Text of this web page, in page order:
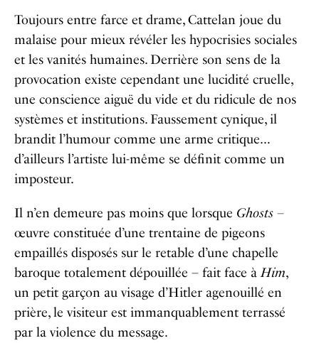
Toujours entre farce et drame, Cattelan joue du
malaise pour mieux révéler les hypocrisies sociales
et les vanités humaines. Derrière son sens de la
provocation existe cependant une lucidité cruelle,
une conscience aiguë du vide et du ridicule de nos
systèmes et institutions. Faussement cynique, il
brandit l’humour comme une arme critique…
d’ailleurs l’artiste lui-même se définit comme un
imposteur.
Il n’en demeure pas moins que lorsque Ghosts –
œuvre constituée d’une trentaine de pigeons
empaillés disposés sur le retable d’une chapelle
baroque totalement dépouillée – fait face àHim,
un petit garçon au visage d’Hitler agenouillé en
prière, le visiteur est immanquablement terrassé
par la violence du message.